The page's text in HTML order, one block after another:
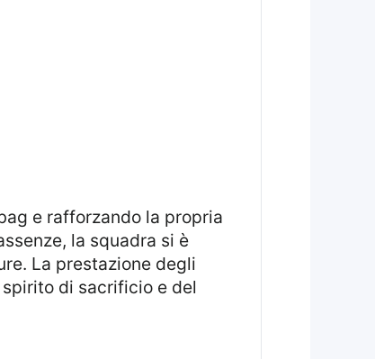
la squadra si è
La prestazione degli
di sacrificio e del